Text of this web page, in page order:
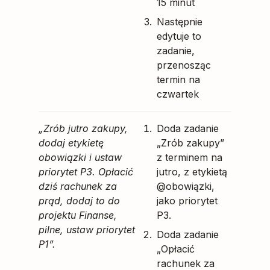
Następnie
edytuje to
zadanie,
przenosząc
termin na
czwartek
„Zrób jutro zakupy,
dodaj etykietę
obowiązki i ustaw
priorytet P3. Opłacić
dziś rachunek za
prąd, dodaj to do
projektu Finanse,
pilne, ustaw priorytet
P1”.
Doda zadanie
„Zrób zakupy”
z terminem na
jutro, z etykietą
@obowiązki,
jako priorytet
P3.
Doda zadanie
„Opłacić
rachunek za